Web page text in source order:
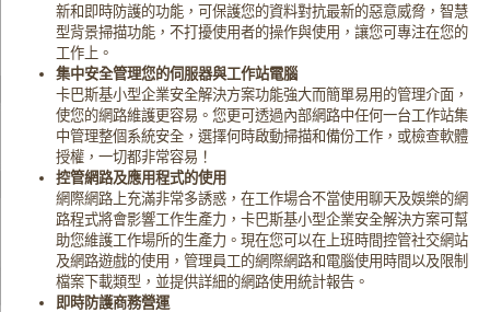
新和即時防護的功能，可保護您的資料對抗最新的惡意威脅，智慧
型背景掃描功能，不打擾使用者的操作與使用，讓您可專注在您的
工作上。
集中安全管理您的伺服器與工作站電腦
卡巴斯基小型企業安全解決方案功能強大而簡單易用的管理介面，
使您的網路維護更容易。您更可透過內部網路中任何一台工作站集
中管理整個系統安全，選擇何時啟動掃描和備份工作，或檢查軟體
授權，一切都非常容易！
控管網路及應用程式的使用
網際網路上充滿非常多誘惑，在工作場合不當使用聊天及娛樂的網
路程式將會影響工作生產力，卡巴斯基小型企業安全解決方案可幫
助您維護工作場所的生產力。現在您可以在上班時間控管社交網站
及網路遊戲的使用，管理員工的網際網路和電腦使用時間以及限制
檔案下載類型，並提供詳細的網路使用統計報告。
即時防護商務營運